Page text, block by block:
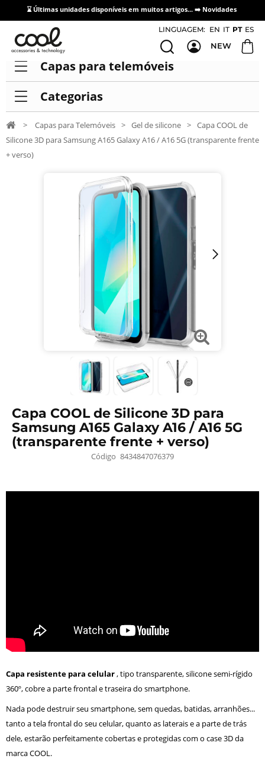
⌛ Últimas unidades disponíveis em muitos artigos... ➡️ Novidades
Acesso / Cadastro de Distribuidores
LINGUAGEM: EN IT PT ES
NEW
Capas para telemóveis
Categorias
> Capas para Telemóveis > Gel de silicone > Capa COOL de
Silicone 3D para Samsung A165 Galaxy A16 / A16 5G (transparente frente
+ verso)
Capa COOL de Silicone 3D para
Samsung A165 Galaxy A16 / A16 5G
(transparente frente + verso)
Código 8434847076379
Capa resistente para celular, tipo transparente, silicone semi-rígido
360º, cobre a parte frontal e traseira do smartphone.
Nada pode destruir seu smartphone, sem quedas, batidas, arranhões...
tanto a tela frontal do seu celular, quanto as laterais e a parte de trás
dele, estarão perfeitamente cobertas e protegidas com o case 3D da
marca COOL.